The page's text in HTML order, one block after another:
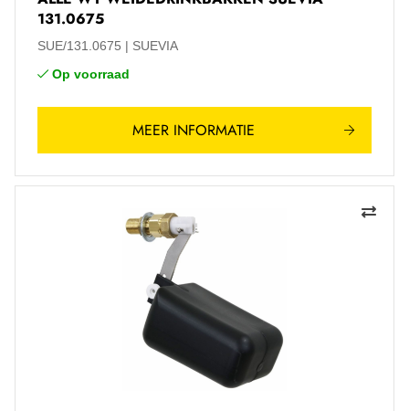
131.0675
SUE/131.0675
SUEVIA
Op voorraad
MEER INFORMATIE